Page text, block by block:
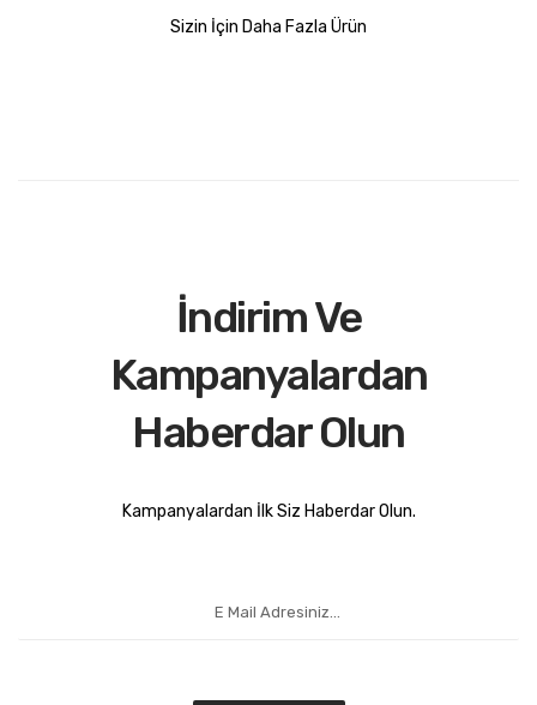
Sizin İçin Daha Fazla Ürün
İndirim Ve
Kampanyalardan
Haberdar Olun
Kampanyalardan İlk Siz Haberdar Olun.